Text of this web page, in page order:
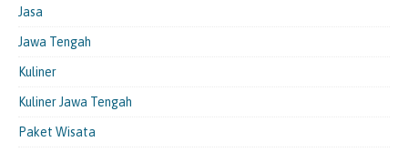
Jasa
Jawa Tengah
Kuliner
Kuliner Jawa Tengah
Paket Wisata